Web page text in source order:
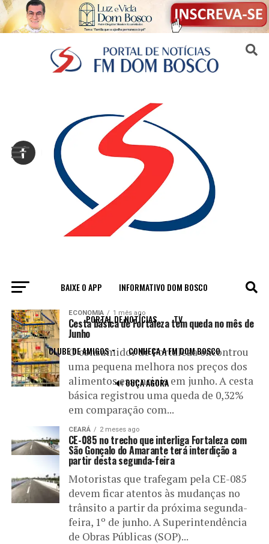
BAIXE O APP INFORMATIVO DOM BOSCO
PORTAL DE NOTÍCIAS TV
CLUBE DE AMIGOS CONHEÇA A FM DOM BOSCO
🔊 OUÇA AGORA
All posts tagged "Junho"
ECONOMIA 1 mês ago
Cesta básica de Fortaleza tem queda no mês de
Junho
O consumidor de Fortaleza encontrou
uma pequena melhora nos preços dos
alimentos essenciais em junho. A cesta
básica registrou uma queda de 0,32%
em comparação com...
CEARÁ 2 meses ago
CE-085 no trecho que interliga Fortaleza com
São Gonçalo do Amarante terá interdição a
partir desta segunda-feira
Motoristas que trafegam pela CE-085
devem ficar atentos às mudanças no
trânsito a partir da próxima segunda-
feira, 1º de junho. A Superintendência
de Obras Públicas (SOP)...
Sair da versão mobile